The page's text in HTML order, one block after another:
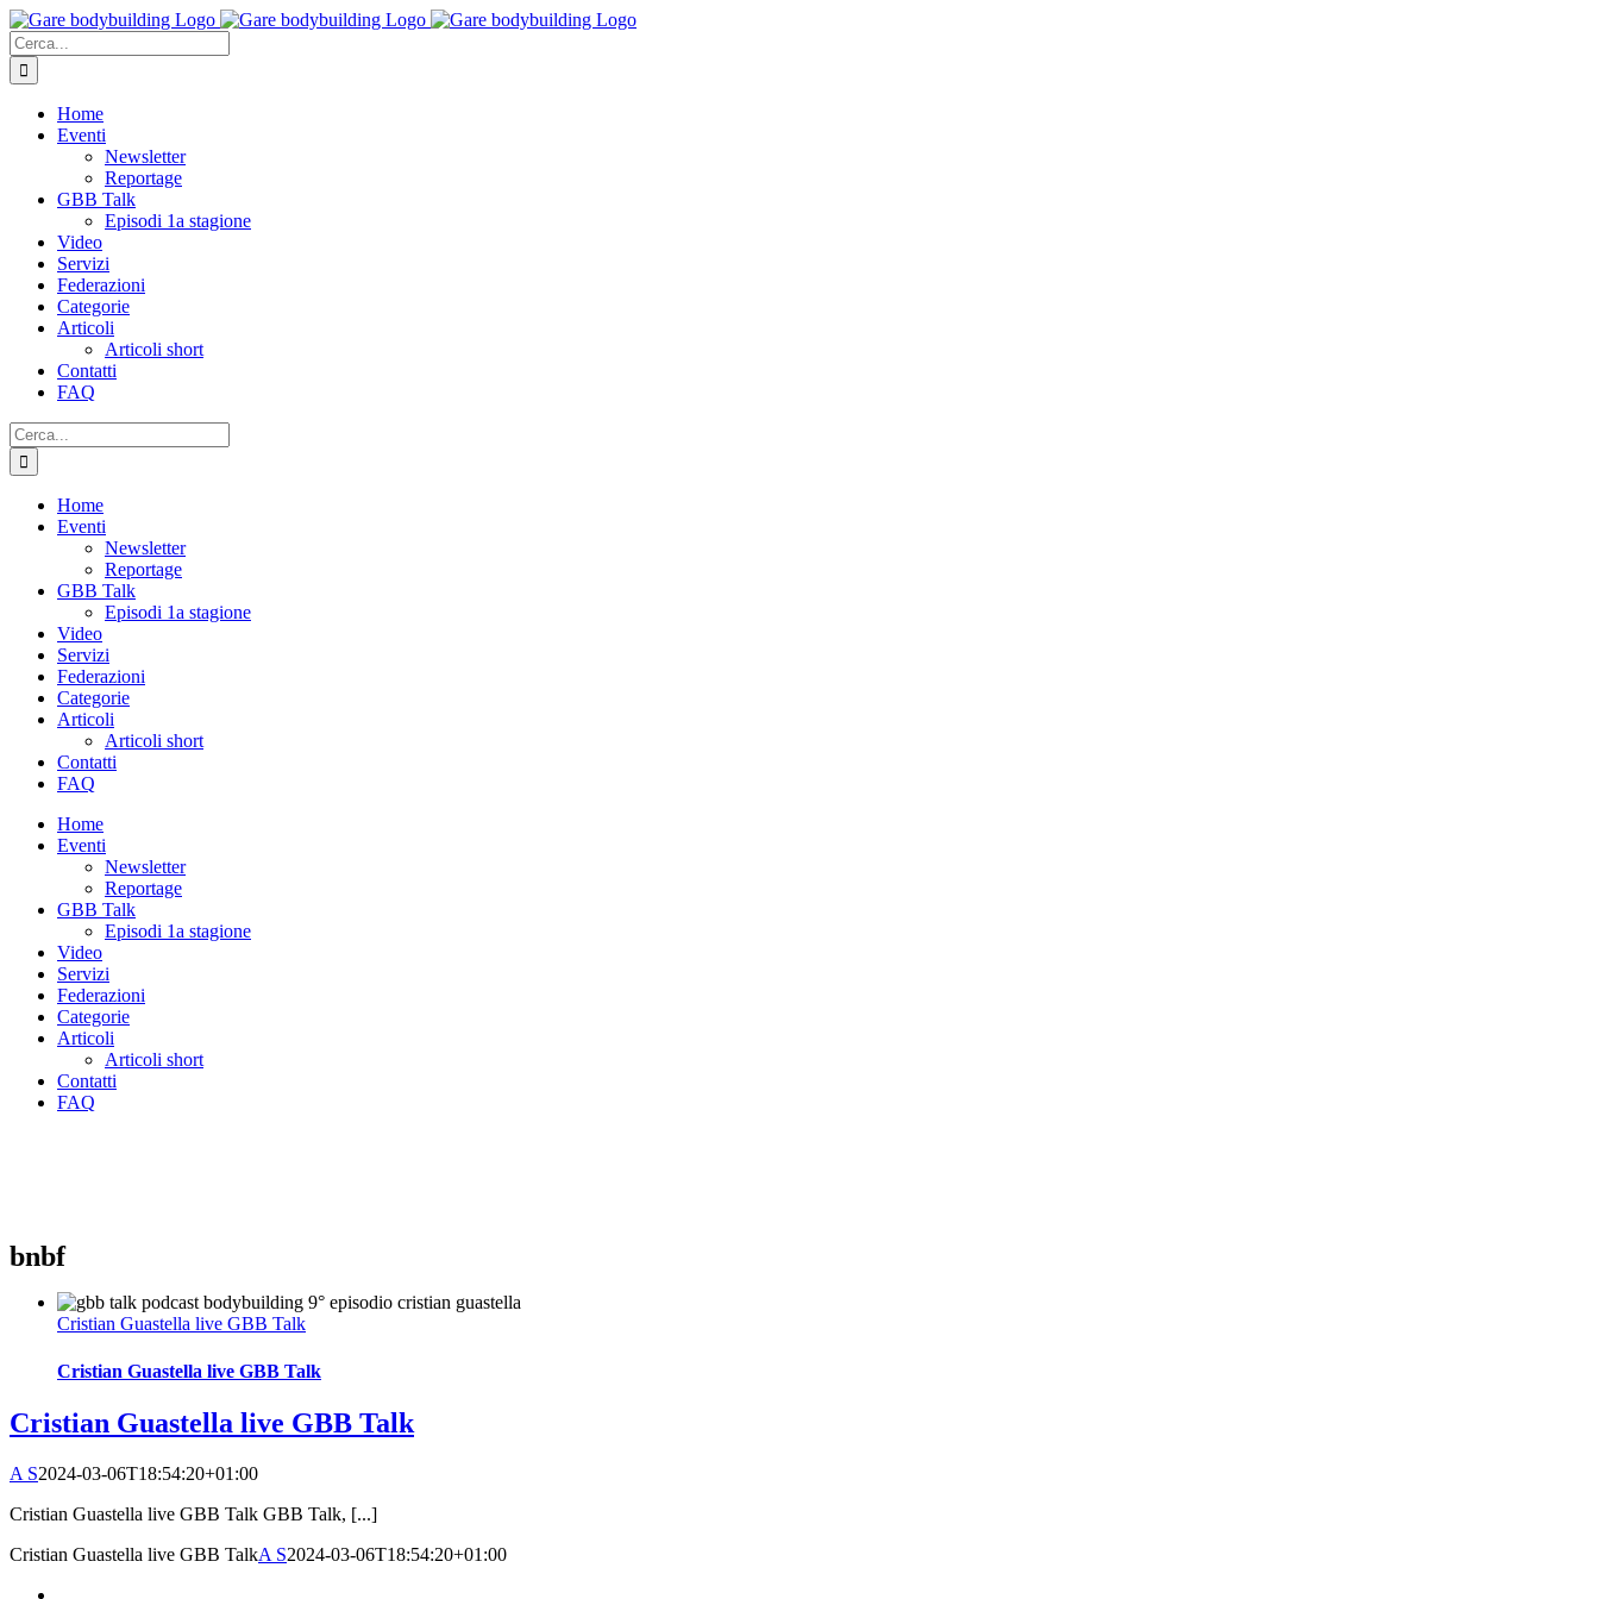
Salta
al
contenuto
Cerca
per:
Home
Eventi
Newsletter
Reportage
GBB Talk
Episodi 1a stagione
Video
Servizi
Federazioni
Categorie
Articoli
Articoli short
Contatti
FAQ
Cerca
per:
Home
Eventi
Newsletter
Reportage
GBB Talk
Episodi 1a stagione
Video
Servizi
Federazioni
Categorie
Articoli
Articoli short
Contatti
FAQ
Home
Eventi
Newsletter
Reportage
GBB Talk
Episodi 1a stagione
Video
Servizi
Federazioni
Categorie
Articoli
Articoli short
Contatti
FAQ
bnbf
Cristian Guastella live GBB Talk
Cristian Guastella live GBB Talk
Cristian Guastella live GBB Talk
A S2024-03-06T18:54:20+01:00
Cristian Guastella live GBB Talk GBB Talk, [...]
Cristian Guastella live GBB TalkA S2024-03-06T18:54:20+01:00